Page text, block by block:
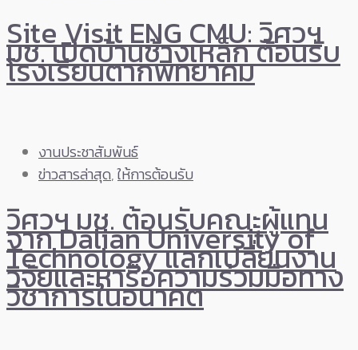
Site Visit ENG CMU: วิศวฯ
มช. เปิดบ้านช้างเหล็ก ต้อนรับ
โรงเรียนตากพิทยาคม
งานประชาสัมพันธ์
ข่าวสารล่าสุด,ให้การต้อนรับ
วิศวฯ มช. ต้อนรับคณะผู้แทน
จาก Dalian University of
Technology แลกเปลี่ยนงาน
วิจัยและหารือความร่วมมือทาง
วิชาการในอนาคต